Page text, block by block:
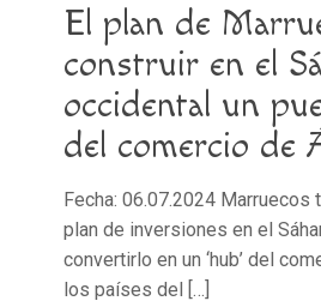
El plan de
construir en el
occidental un
del comercio de
Fecha: 06.07.2024 Marruecos
plan de inversiones en el
convertirlo en un ‘hub’ del
los países del […]